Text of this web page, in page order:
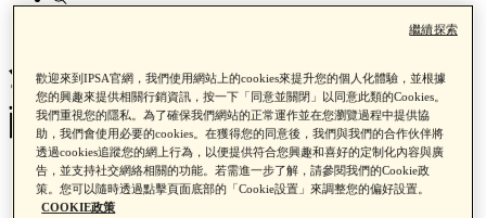
全新！A醇極致撫紋精華霜 #A
醇黑金筆
首頁
產品類別
歡迎來到IPSA官網，我們使用網站上的cookies來提升您的個人化體驗，並根據
您的興趣來提供相關行銷資訊，按一下「同意並關閉」以同意此類的Cookies。
我們重視您的隱私。為了確保我們網站的正常運作並在您瀏覽過程中提供協
助，我們會使用必要的cookies。在獲得您的同意後，我們與我們的合作伙伴將
透過cookies追蹤您的網上行為，以便提供符合您興趣和喜好的定制化內容與廣
告，並支持社交網絡相關的功能。若需進一步了解，請參閱我們的Cookie政
策。您可以隨時透過點擊頁面底部的「Cookie設置」來調整您的偏好設置。
COOKIE政策
繼續探索